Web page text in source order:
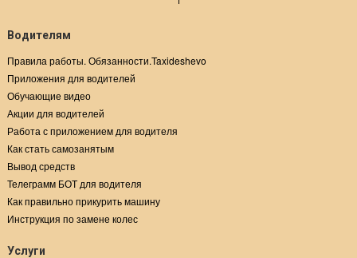
Водителям
Правила работы. Обязанности.Taxideshevo
Приложения для водителей
Обучающие видео
Акции для водителей
Работа с приложением для водителя
Как стать самозанятым
Вывод средств
Телеграмм БОТ для водителя
Как правильно прикурить машину
Инструкция по замене колес
Услуги